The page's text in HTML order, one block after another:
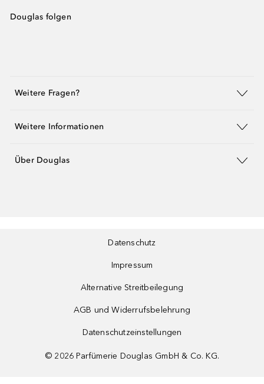
Douglas folgen
Weitere Fragen?
Weitere Informationen
Über Douglas
Datenschutz
Impressum
Alternative Streitbeilegung
AGB und Widerrufsbelehrung
Datenschutzeinstellungen
© 2026 Parfümerie Douglas GmbH & Co. KG.